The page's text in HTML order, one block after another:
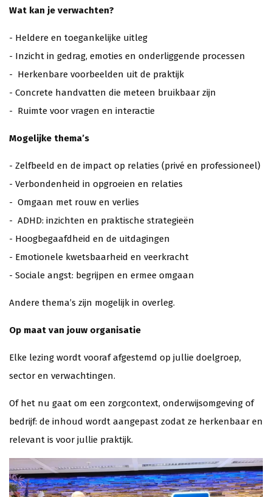
Wat kan je verwachten?
- Heldere en toegankelijke uitleg
- Inzicht in gedrag, emoties en onderliggende processen
- Herkenbare voorbeelden uit de praktijk
- Concrete handvatten die meteen bruikbaar zijn
- Ruimte voor vragen en interactie
Mogelijke thema’s
- Zelfbeeld en de impact op relaties (privé en professioneel)
- Verbondenheid in opgroeien en relaties
- Omgaan met rouw en verlies
- ADHD: inzichten en praktische strategieën
- Hoogbegaafdheid en de uitdagingen
- Emotionele kwetsbaarheid en veerkracht
- Sociale angst: begrijpen en ermee omgaan
Andere thema’s zijn mogelijk in overleg.
Op maat van jouw organisatie
Elke lezing wordt vooraf afgestemd op jullie doelgroep,
sector en verwachtingen.
Of het nu gaat om een zorgcontext, onderwijsomgeving of
bedrijf: de inhoud wordt aangepast zodat ze herkenbaar en
relevant is voor jullie praktijk.